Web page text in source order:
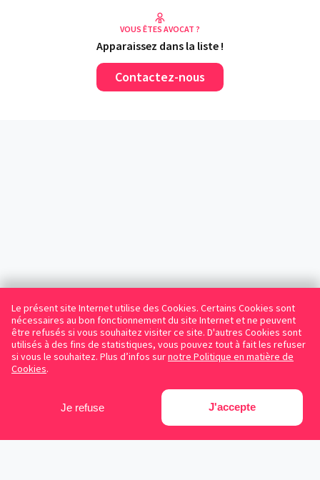
Le présent site Internet utilise des Cookies. Certains Cookies sont
nécessaires au bon fonctionnement du site Internet et ne peuvent
être refusés si vous souhaitez visiter ce site. D'autres Cookies sont
utilisés à des fins de statistiques, vous pouvez tout à fait les refuser
si vous le souhaitez. Plus d’infos surnotre Politique en matière de
Cookies.
Je refuse J'accepte
VOUS ÊTES AVOCAT ?
Apparaissez dans la liste !
Contactez-nous